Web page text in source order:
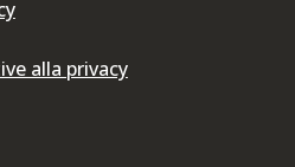
alla privacy